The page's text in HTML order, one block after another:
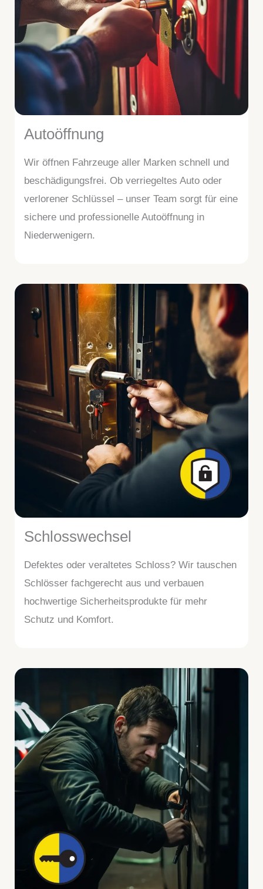
Autoöffnung
Wir öffnen Fahrzeuge aller Marken schnell und
beschädigungsfrei. Ob verriegeltes Auto oder
verlorener Schlüssel – unser Team sorgt für eine
sichere und professionelle Autoöffnung in
Niederwenigern.
Schlosswechsel
Defektes oder veraltetes Schloss? Wir tauschen
Schlösser fachgerecht aus und verbauen
hochwertige Sicherheitsprodukte für mehr
Schutz und Komfort.